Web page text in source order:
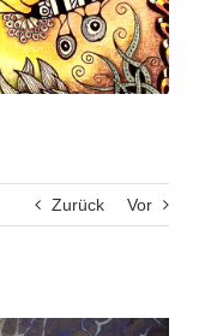
Zurück Vor